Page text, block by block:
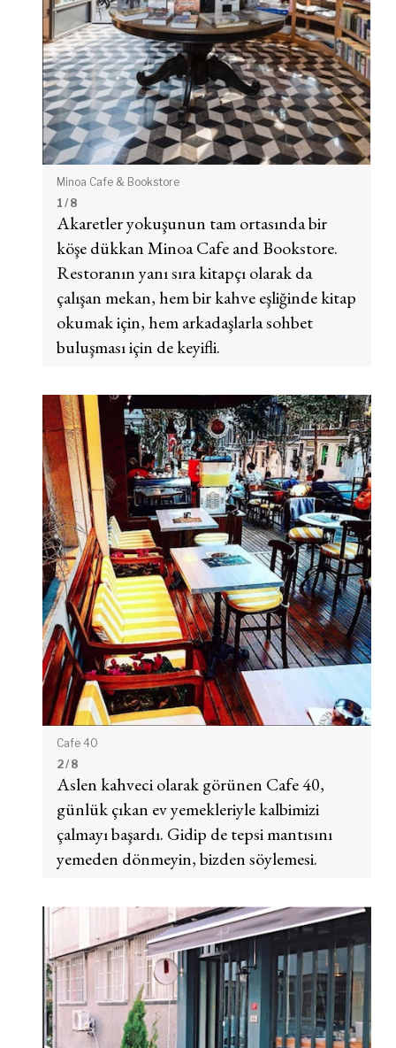
Minoa Cafe & Bookstore
1 / 8
Akaretler yokuşunun tam ortasında bir
köşe dükkan Minoa Cafe and Bookstore.
Restoranın yanı sıra kitapçı olarak da
çalışan mekan, hem bir kahve eşliğinde kitap
okumak için, hem arkadaşlarla sohbet
buluşması için de keyifli.
Cafe 40
2/ 8
Aslen kahveci olarak görünen Cafe 40,
günlük çıkan ev yemekleriyle kalbimizi
çalmayı başardı. Gidip de tepsi mantısını
yemeden dönmeyin, bizden söylemesi.